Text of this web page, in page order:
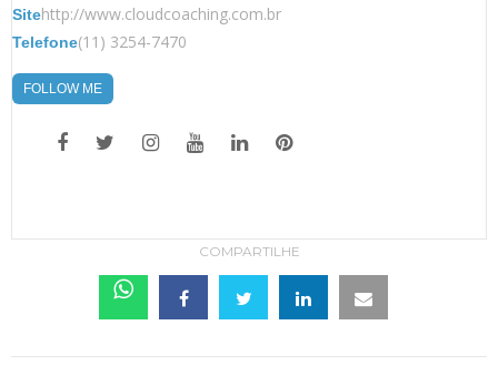
Sitehttp://www.cloudcoaching.com.br
Telefone(11) 3254-7470
FOLLOW ME
COMPARTILHE